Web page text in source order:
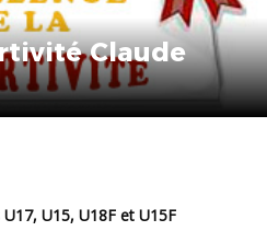
Claude
U15, U18F et U15F